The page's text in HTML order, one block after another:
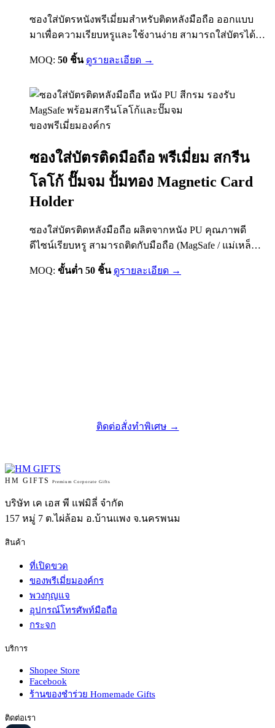
ซองใส่บัตรหนังพรีเมี่ยมสำหรับติดหลังมือถือ ออกแบบ
มาเพื่อความเรียบหรูและใช้งานง่าย สามารถใส่บัตรได้
1–3 ใบ เช่น บัตรเครดิต บัตรพนักงาน หรือบัตรสำคัญต่าง
ๆ เหมาะสำหรับทำเป็นของชำร่วย ของแจกองค์กร หรือ
สร้างแบรนด์ของคุณให้โดดเด่น
MOQ: 50 ชิ้น ดูรายละเอียด →
ของพรีเมี่ยมองค์กร
ซองใส่บัตรติดมือถือ พรีเมี่ยม สกรีน
โลโก้ ปั๊มจม ปั้มทอง Magnetic Card
Holder
ซองใส่บัตรติดหลังมือถือ ผลิตจากหนัง PU คุณภาพดี
ดีไซน์เรียบหรู สามารถติดกับมือถือ (MagSafe / แม่เหล็ก)
ใช้งานสะดวก พกบัตรได้ทุกวัน รองรับการสกรีนโลโก้
แบบ UV หลายสี และงานปั๊มจมฟอยล์สีทอง เพิ่มความพรี
MOQ: ขั้นต่ำ 50 ชิ้น ดูรายละเอียด →
ติดต่อสั่งทำพิเศษ →
HM GIFTS Premium Corporate Gifts
บริษัท เค เอส พี แฟมิลี่ จำกัด
157 หมู่ 7 ต.ไผ่ล้อม อ.บ้านแพง จ.นครพนม
สินค้า
ที่เปิดขวด
ของพรีเมี่ยมองค์กร
พวงกุญแจ
อุปกรณ์โทรศัพท์มือถือ
กระจก
บริการ
Shopee Store
Facebook
ร้านของชำร่วย Homemade Gifts
ติดต่อเรา